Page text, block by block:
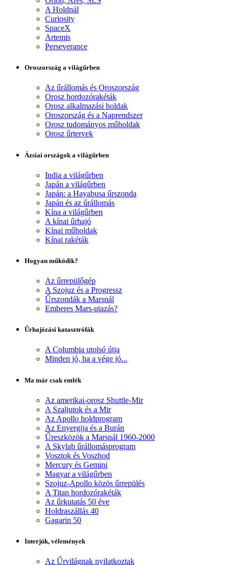
A Holdnál
Curiosity
SpaceX
Artemis
Perseverance
Oroszország a világűrben
Az űrállomás és Oroszország
Orosz hordozórakéták
Orosz alkalmazási holdak
Oroszország és a Naprendszer
Orosz tudományos műholdak
Orosz űrtervek
Ázsiai országok a világűrben
India a világűrben
Japán a világűrben
Japán: a Hayabusa űrszonda
Japán és az űrállomás
Kína a világűrben
A kínai űrhajó
Kínai műholdak
Kínai rakéták
Hogyan működik?
Az űrrepülőgép
A Szojuz és a Progressz
Űrszondák a Marsnál
Emberes Mars-utazás?
Űrhajózási katasztrófák
A Columbia utolsó útja
Minden jó, ha a vége jó...
Ma már csak emlék
Az amerikai-orosz Shuttle-Mir
A Szaljutok és a Mir
Az Apollo holdprogram
Az Enyergija és a Burán
Űreszközök a Marsnál 1960-2000
A Skylab űrállomásprogram
Vosztok és Voszhod
Mercury és Gemini
Magyar a világűrben
Szojuz-Apollo közös űrrepülés
A Titan hordozórakéták
Az űrkutatás 50 éve
Holdraszállás 40
Gagarin 50
Interjúk, vélemények
Az Űrvilágnak nyilatkoztak